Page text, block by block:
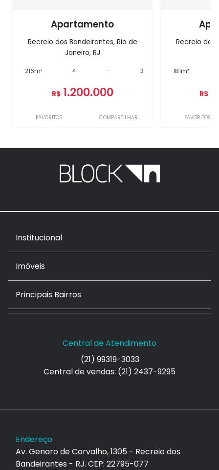
Apartamento
Recreio dos Bandeirantes, Rio de
Janeiro, RJ
216m² 4 - 3
R$ 1.200.000
FAVORITOS COMPARTILHAR
Recreio dos
181m²
R$
FAVORITOS
Institucional
Imóveis
Principais Bairros
Central de Atendimento
(21) 99319-3033
Central de vendas: (21) 2437-9295
Endereço
Av. Genaro de Carvalho, 1305 - Recreio dos
Bandeirantes - RJ. CEP: 22795-077